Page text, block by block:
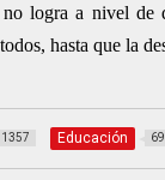
logra a nivel de
hasta que la
1357 Educación